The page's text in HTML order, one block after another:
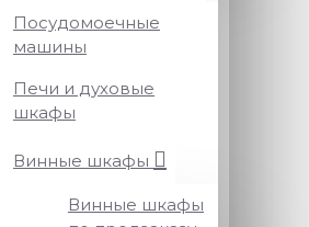
Посудомоечные
машины
Печи и духовые
шкафы
Винные шкафы
Винные шкафы